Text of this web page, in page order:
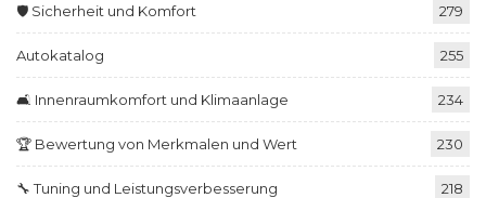
🛡️ Sicherheit und Komfort 279
Autokatalog 255
🛋️ Innenraumkomfort und Klimaanlage 234
🏆 Bewertung von Merkmalen und Wert 230
🔧 Tuning und Leistungsverbesserung 218